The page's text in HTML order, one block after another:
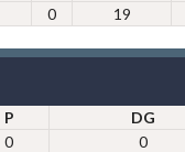
0 19
P
DG
0 0